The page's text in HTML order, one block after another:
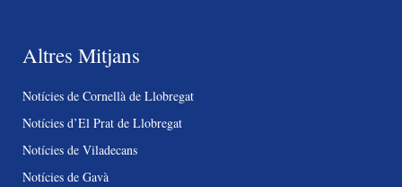
Altres Mitjans
Notícies de Cornellà de Llobregat
Notícies d’El Prat de Llobregat
Notícies de Viladecans
Notícies de Gavà